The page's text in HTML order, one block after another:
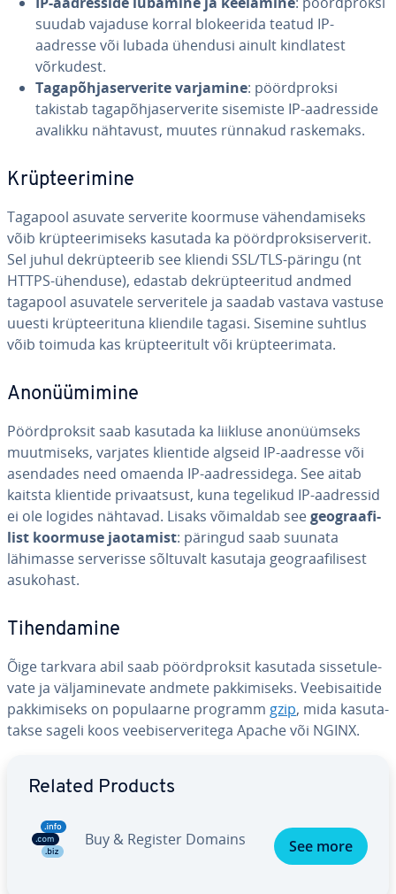
suudab vajaduse korral blo­kee­rida teatud IP-
aadresse või lubada ühendusi ainult kind­la­test
võrkudest.
Ta­ga­põh­ja­ser­ve­rite varjamine: pöörd­proksi
takistab ta­ga­põh­ja­ser­ve­rite sisemiste IP-aad­res­side
avalikku nähtavust, muutes rünnakud raskemaks.
Krüp­tee­ri­mine
Tagapool asuvate serverite koormuse vä­hen­da­miseks
võib krüp­tee­ri­miseks kasutada ka pöörd­prok­si­ser­ve­rit.
Sel juhul dek­rüp­tee­rib see kliendi SSL/TLS-päringu (nt
HTTPS-ühenduse), edastab dek­rüp­tee­ri­tud andmed
tagapool asuvatele ser­ve­ri­tele ja saadab vastava vastuse
uuesti krüp­tee­ri­tuna kliendile tagasi. Sisemine suhtlus
võib toimuda kas krüp­tee­ri­tult või krüp­tee­ri­mata.
Ano­nüü­mi­mine
Pöörd­prok­sit saab kasutada ka liikluse ano­nüüm­seks
muut­miseks, varjates klientide algseid IP-aadresse või
asendades need omaenda IP-aad­res­si­dega. See aitab
kaitsta klientide pri­vaat­sust, kuna tegelikud IP-aadressid
ei ole logides nähtavad. Lisaks võimaldab seegeog­raa­fi­
list koormuse jaotamist: päringud saab suunata
lähimasse ser­ve­risse sõltuvalt kasutaja geog­raa­fi­li­sest
asukohast.
Ti­hen­da­mine
Õige tarkvara abil saab pöörd­prok­sit kasutada sis­se­tu­le­
vate ja väl­ja­mi­ne­vate andmete pak­ki­miseks. Vee­bi­sai­tide
pak­ki­miseks on po­pu­laarne programm gzip, mida ka­su­ta­
takse sageli koos vee­bi­ser­ve­ri­tega Apache või NGINX.
Related Products
Buy & Register Domains See more